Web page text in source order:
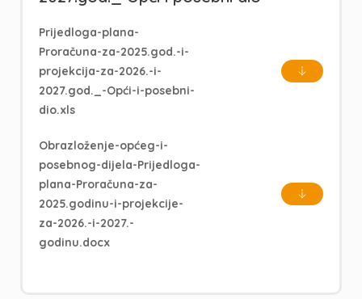
Prijedloga-plana-
Proračuna-za-2025.god.-i-
projekcija-za-2026.-i-
2027.god._-Opći-i-posebni-
dio.xls
Obrazloženje-općeg-i-
posebnog-dijela-Prijedloga-
plana-Proračuna-za-
2025.godinu-i-projekcije-
za-2026.-i-2027.-
godinu.docx